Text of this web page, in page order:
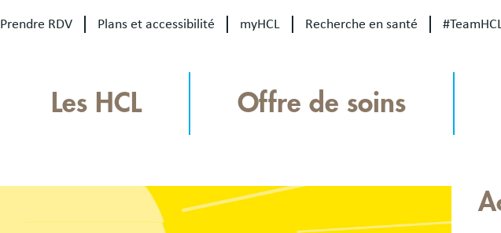
Prendre RDV Plans et accessibilité myHCL Recherche en santé
Les HCL Offre de soins